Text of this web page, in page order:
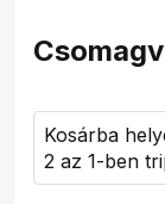
Kosárba
2 az 1-ben